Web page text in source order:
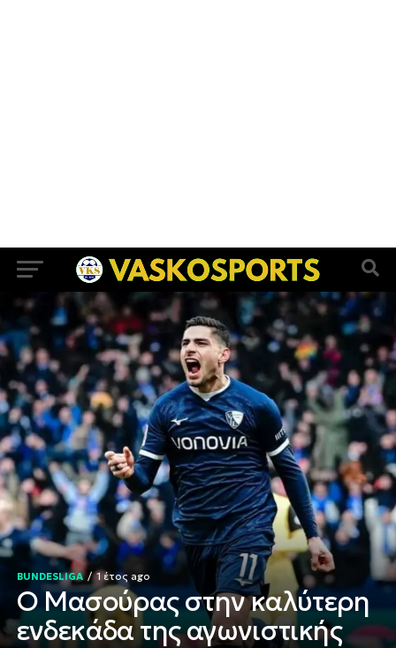
BUNDESLIGA 1 έτος ago
Ο Μασούρας στην καλύτερη
ενδεκάδα της αγωνιστικής